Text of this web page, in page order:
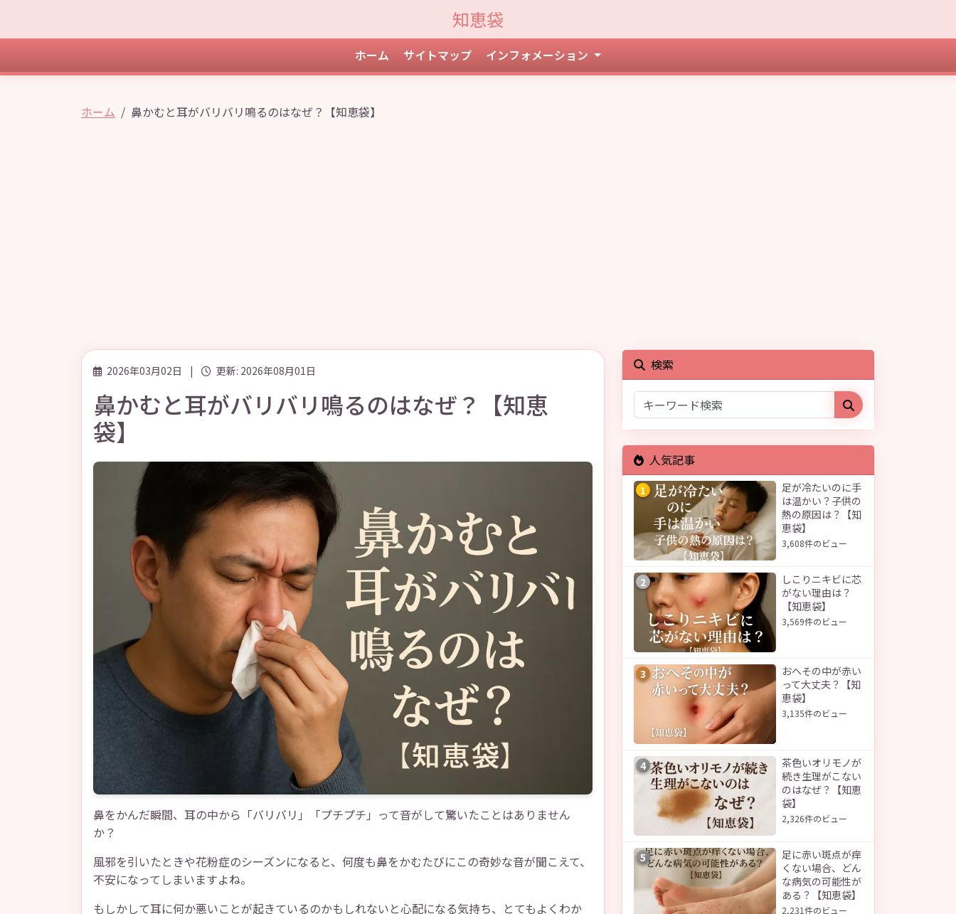
知恵袋
ホーム サイトマップ インフォメーション
ホーム 鼻かむと耳がバリバリ鳴るのはなぜ？【知恵袋】
2026年03月02日 | 更新: 2026年08月01日
鼻かむと耳がバリバリ鳴るのはなぜ？【知恵
袋】
鼻をかんだ瞬間、耳の中から「バリバリ」「プチプチ」って音がして驚いたことはありません
か？
風邪を引いたときや花粉症のシーズンになると、何度も鼻をかむたびにこの奇妙な音が聞こえて、
不安になってしまいますよね。
もしかして耳に何か悪いことが起きているのかもしれないと心配になる気持ち、とてもよくわか
検索
人気記事
1
足が冷たいのに手
は温かい？子供の
熱の原因は？【知
恵袋】
3,608件のビュー
2
しこりニキビに芯
がない理由は？
【知恵袋】
3,569件のビュー
3
おへその中が赤い
って大丈夫？【知
恵袋】
3,135件のビュー
4
茶色いオリモノが
続き生理がこない
のはなぜ？【知恵
袋】
2,326件のビュー
5
足に赤い斑点が痒
くない場合、どん
な病気の可能性が
ある？【知恵袋】
2,231件のビュー